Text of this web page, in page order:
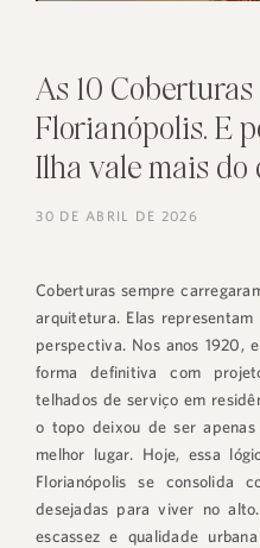
As 10
Florianópolis. E
Ilha vale mais do
30 DE ABRIL DE 2026
Coberturas sempre
arquitetura. Elas
perspectiva. Nos anos 1920,
forma definitiva com
telhados de serviço em
o topo deixou de ser
melhor lugar. Hoje, essa
Florianópolis se consolida
desejadas para viver no
escassez e qualidade